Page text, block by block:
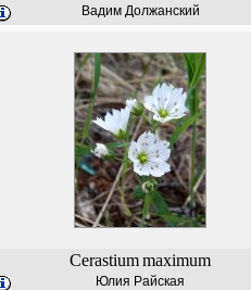
Вадим Должанский
Cerastiummaximum
Юлия Райская